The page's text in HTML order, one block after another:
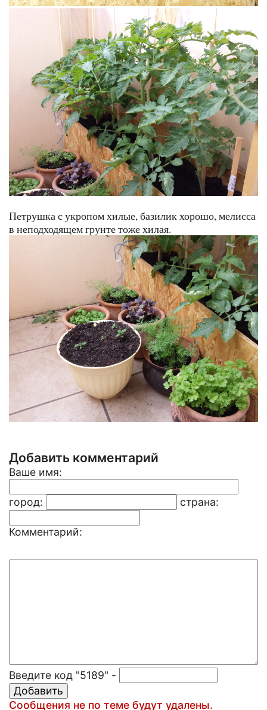
Петрушка с укропом хилые, базилик хорошо, мелисса
в неподходящем грунте тоже хилая.
Добавить комментарий
Ваше имя:
город: страна:
Комментарий:
Введите код "5189" -
Сообщения не по теме будут удалены.